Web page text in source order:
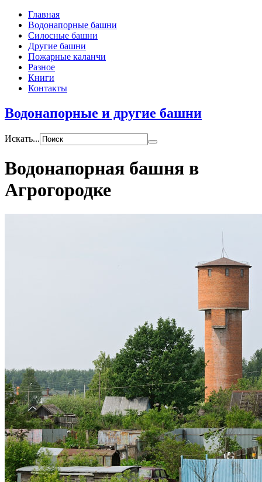
Главная
Водонапорные башни
Силосные башни
Другие башни
Пожарные каланчи
Разное
Книги
Контакты
Водонапорные и другие башни
Искать...
Водонапорная башня в
Агрогородке